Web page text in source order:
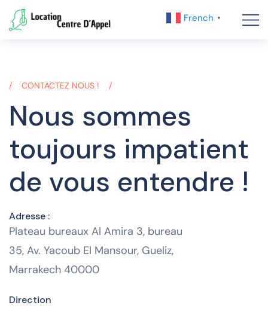
French ▼
CONTACTEZ NOUS !
Nous sommes
toujours impatient
de vous entendre !
Adresse :
Plateau bureaux Al Amira 3, bureau
35, Av. Yacoub El Mansour, Gueliz,
Marrakech 40000
Direction